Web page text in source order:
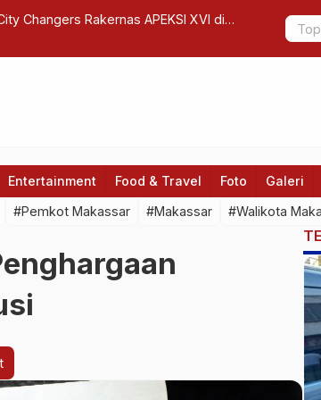
Inflasi, Segerakan Operasi Pasar Korem
Entertainment Food & Travel Foto Galeri
#Pemkot Makassar #Makassar #Walikota